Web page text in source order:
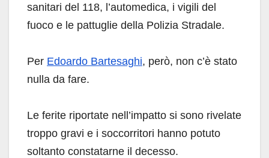
sanitari del 118, l’automedica, i vigili del
fuoco e le pattuglie della Polizia Stradale.
Per Edoardo Bartesaghi, però, non c’è stato
nulla da fare.
Le ferite riportate nell’impatto si sono rivelate
troppo gravi e i soccorritori hanno potuto
soltanto constatarne il decesso.